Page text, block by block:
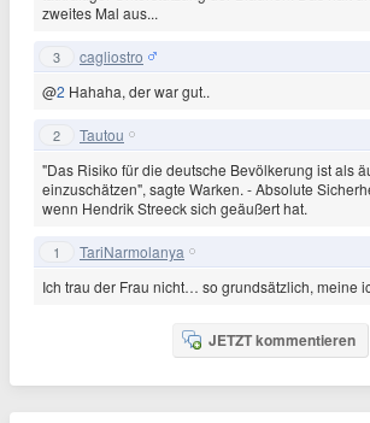
zweites Mal aus...
3 cagliostro
@2 Hahaha, der war gut..
2 Tautou
"Das Risiko für die deutsche Bevölkerung ist als
einzuschätzen", sagte Warken. - Absolute
wenn Hendrik Streeck sich geäußert hat.
1 TariNarmolanya
Ich trau der Frau nicht… so grundsätzlich, meine
JETZT kommentieren